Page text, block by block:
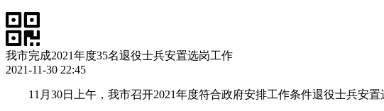
我市完成2021年度35名退役士兵安置选岗工作
2021-11-30 22:45
11月30日上午，我市召开2021年度符合政府安排工作条件退役士兵安